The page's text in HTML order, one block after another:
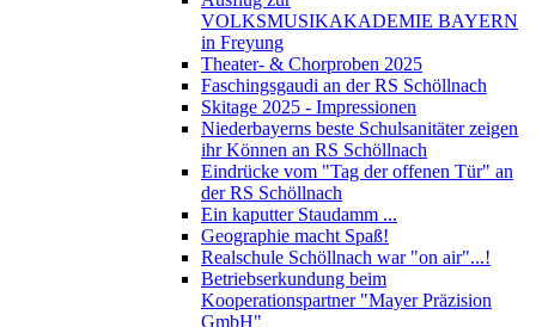
VOLKSMUSIKAKADEMIE BAYERN
in Freyung
Theater- & Chorproben 2025
Faschingsgaudi an der RS Schöllnach
Skitage 2025 - Impressionen
Niederbayerns beste Schulsanitäter zeigen
ihr Können an RS Schöllnach
Eindrücke vom "Tag der offenen Tür" an
der RS Schöllnach
Ein kaputter Staudamm ...
Geographie macht Spaß!
Realschule Schöllnach war "on air"...!
Betriebserkundung beim
Kooperationspartner "Mayer Präzision
GmbH"